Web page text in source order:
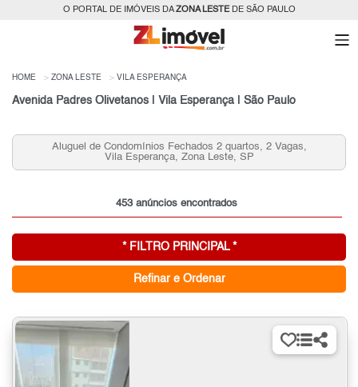
O PORTAL DE IMÓVEIS DAZONA LESTEDE SÃO PAULO
HOME ZONA LESTE VILA ESPERANÇA
Avenida Padres Olivetanos | Vila Esperança | São Paulo
Aluguel de Condomínios Fechados 2 quartos, 2 Vagas,
Vila Esperança, Zona Leste, SP
453 anúncios encontrados
* FILTRO PRINCIPAL *
Refinar e Ordenar